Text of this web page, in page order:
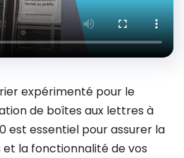
expérimenté pour le
de boîtes aux lettres à
est essentiel pour assurer la
et la fonctionnalité de vos